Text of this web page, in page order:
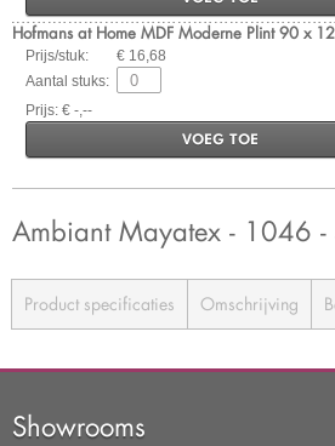
Hofmans at Home MDF Moderne Plint 90 x
Prijs/stuk:
€ 16,68
Aantal stuks:
Prijs: € -,--
VOEG TOE
Ambiant Mayatex - 1046
Product specificaties Omschrijving
Showrooms